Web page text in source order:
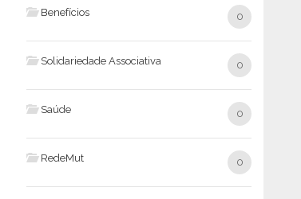
Benefícios 0
Solidariedade Associativa 0
Saúde 0
RedeMut 0